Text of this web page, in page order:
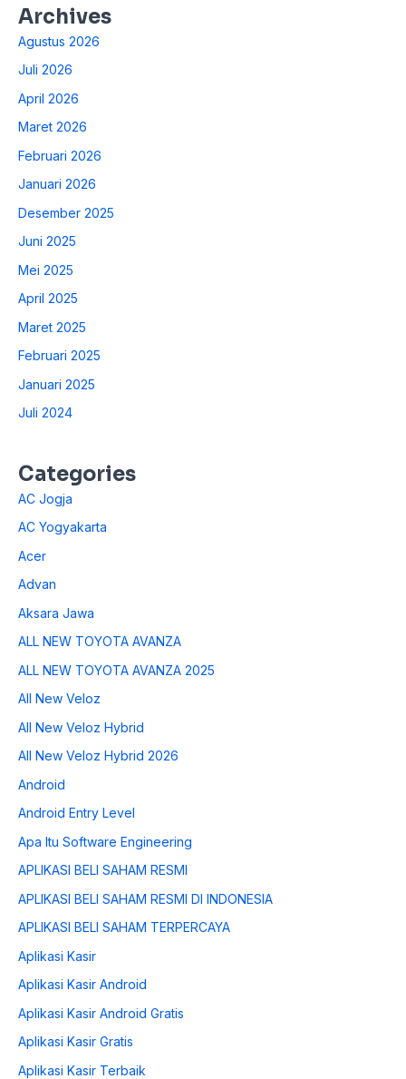
Archives
Agustus 2026
Juli 2026
April 2026
Maret 2026
Februari 2026
Januari 2026
Desember 2025
Juni 2025
Mei 2025
April 2025
Maret 2025
Februari 2025
Januari 2025
Juli 2024
Categories
AC Jogja
AC Yogyakarta
Acer
Advan
Aksara Jawa
ALL NEW TOYOTA AVANZA
ALL NEW TOYOTA AVANZA 2025
All New Veloz
All New Veloz Hybrid
All New Veloz Hybrid 2026
Android
Android Entry Level
Apa Itu Software Engineering
APLIKASI BELI SAHAM RESMI
APLIKASI BELI SAHAM RESMI DI INDONESIA
APLIKASI BELI SAHAM TERPERCAYA
Aplikasi Kasir
Aplikasi Kasir Android
Aplikasi Kasir Android Gratis
Aplikasi Kasir Gratis
Aplikasi Kasir Terbaik